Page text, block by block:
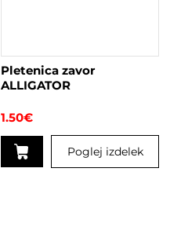
Pletenica zavor
ALLIGATOR
1.50€
Poglej izdelek